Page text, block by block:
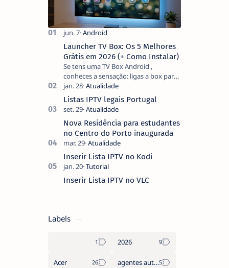
Launcher TV Box: Os 5 Melhores
Grátis em 2026 (+ Como Instalar)
Se tens uma TV Box Android ,
conheces a sensação: ligas a box para
ver um filme e o ecrã inicial está
coberto de sugestões que não
pediste, ban…
Listas IPTV legais Portugal
Nova Residência para estudantes
no Centro do Porto inaugurada
Inserir Lista IPTV no Kodi
Inserir Lista IPTV no VLC
Labels
2026
Acer agentes autónomos